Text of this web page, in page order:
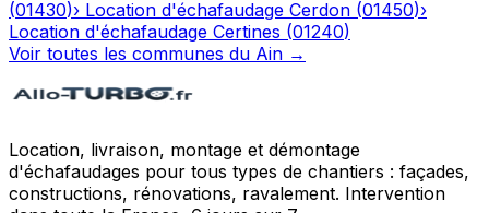
(01430)› Location d'échafaudage Cerdon (01450)›
Location d'échafaudage Certines (01240)
Voir toutes les communes du Ain →
Location, livraison, montage et démontage
d'échafaudages pour tous types de chantiers : façades,
constructions, rénovations, ravalement. Intervention